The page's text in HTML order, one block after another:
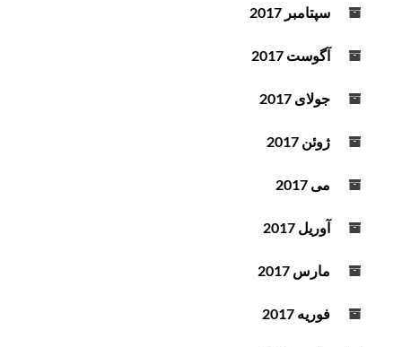
سپتامبر 2017
آگوست 2017
جولای 2017
ژوئن 2017
می 2017
آوریل 2017
مارس 2017
فوریه 2017